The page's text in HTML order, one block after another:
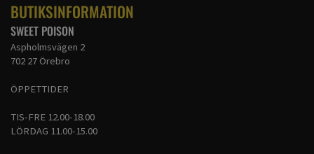
BUTIKSINFORMATION
SWEET POISON
Aspholmsvägen 2
702 27 Örebro
ÖPPETTIDER
TIS-FRE 12.00-18.00
LÖRDAG 11.00-15.00